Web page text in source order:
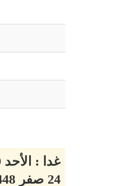
غدا : الأحد 9 أوت 2026 م
24 صفر 1448 هـ